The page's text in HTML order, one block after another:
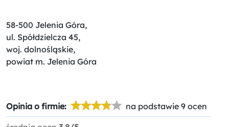
58-500 Jelenia Góra,
ul. Spółdzielcza 45,
woj. dolnośląskie,
powiat m. Jelenia Góra
Opinia o firmie: na podstawie 9 ocen